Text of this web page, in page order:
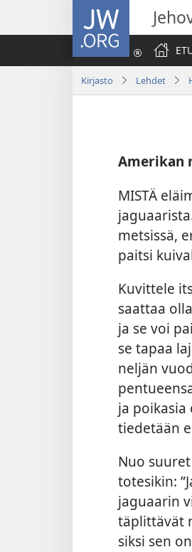
JW.ORG
Kirjasto Lehdet
Amerikan
MISTÄ
metsissä,
paitsi
Kuvittele
saattaa
ja se voi
se tapaa
neljän
ja poikasia
tiedetään
Nuo
totesikin:
jaguaarin
täplittävät
siksi sen